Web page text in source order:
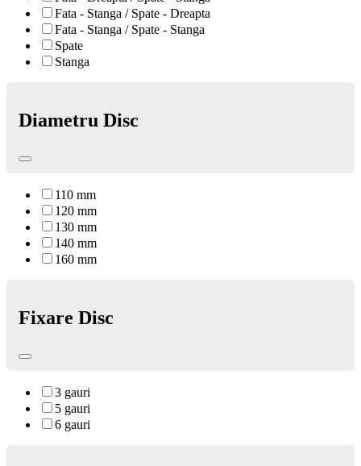
Fata - Stanga / Spate - Dreapta
Fata - Stanga / Spate - Stanga
Spate
Stanga
Diametru Disc
110 mm
120 mm
130 mm
140 mm
160 mm
Fixare Disc
3 gauri
5 gauri
6 gauri